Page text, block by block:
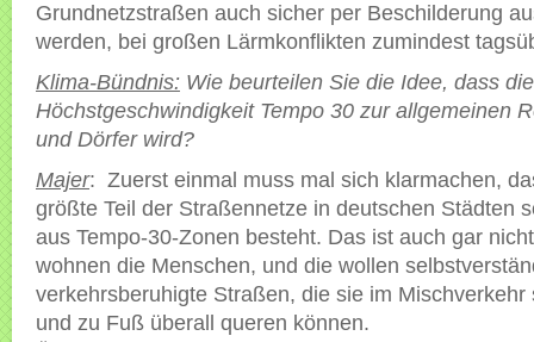
Grundnetzstraßen auch sicher per Beschilderung
werden, bei großen Lärmkonflikten zumindest
Klima-Bündnis: Wie beurteilen Sie die Idee, dass die
Höchstgeschwindigkeit Tempo 30 zur allgemeinen
und Dörfer wird?
Majer: Zuerst einmal muss mal sich klarmachen,
größte Teil der Straßennetze in deutschen Städten
aus Tempo-30-Zonen besteht. Das ist auch gar
wohnen die Menschen, und die wollen
verkehrsberuhigte Straßen, die sie im Mischverkehr
und zu Fuß überall queren können.